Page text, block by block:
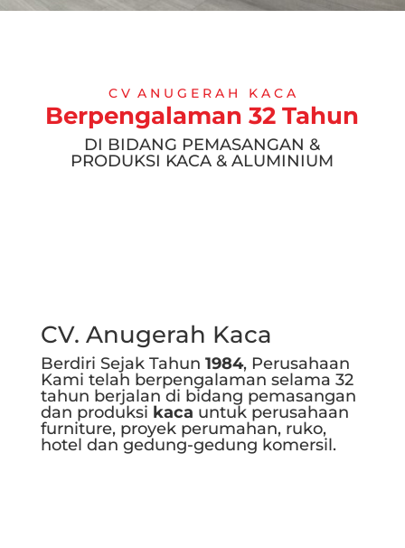
C V A N U G E R A H K A C A
Berpengalaman 32 Tahun
DI BIDANG PEMASANGAN &
PRODUKSI KACA & ALUMINIUM
CV. Anugerah Kaca
Berdiri Sejak Tahun 1984, Perusahaan
Kami telah berpengalaman selama 32
tahun berjalan di bidang pemasangan
dan produksi kaca untuk perusahaan
furniture, proyek perumahan, ruko,
hotel dan gedung-gedung komersil.